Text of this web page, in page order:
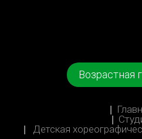
Возрастная
BREADCRUMBS
here:
Детская